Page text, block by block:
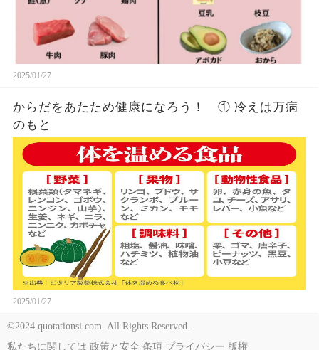
2025/01/27
からだをあたため健康になろう！ ① 冷えは万病
のもと
2025/01/27
©2024 quotationsi.com. All Rights Reserved.
私たちに関しては 政策と安全 条項 プライバシー 版権